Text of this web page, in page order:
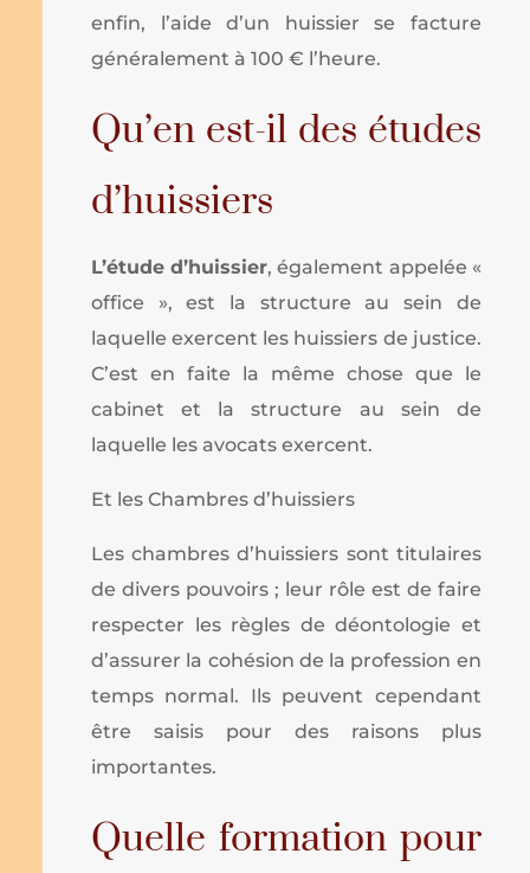
enfin, l’aide d’un huissier se facture
généralement à 100 € l’heure.
Qu’en est-il des études
d’huissiers
L’étude d’huissier, également appelée «
office », est la structure au sein de
laquelle exercent les huissiers de justice.
C’est en faite la même chose que le
cabinet et la structure au sein de
laquelle les avocats exercent.
Et les Chambres d’huissiers
Les chambres d’huissiers sont titulaires
de divers pouvoirs ; leur rôle est de faire
respecter les règles de déontologie et
d’assurer la cohésion de la profession en
temps normal. Ils peuvent cependant
être saisis pour des raisons plus
importantes.
Quelle formation pour